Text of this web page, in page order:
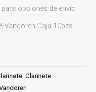
opciones de envío
Vandoren Caja 10pzs
Clarinete